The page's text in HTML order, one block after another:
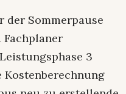
der Sommerpause
3